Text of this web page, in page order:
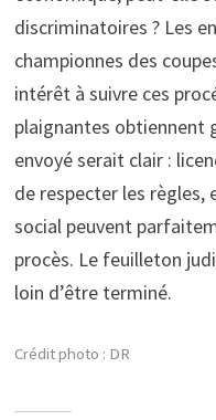
discriminatoires ? Les
championnes des
intérêt à suivre ces
plaignantes obtiennent
envoyé serait clair :
de respecter les règles,
social peuvent
procès. Le feuilleton
loin d’être terminé.
Crédit photo : DR